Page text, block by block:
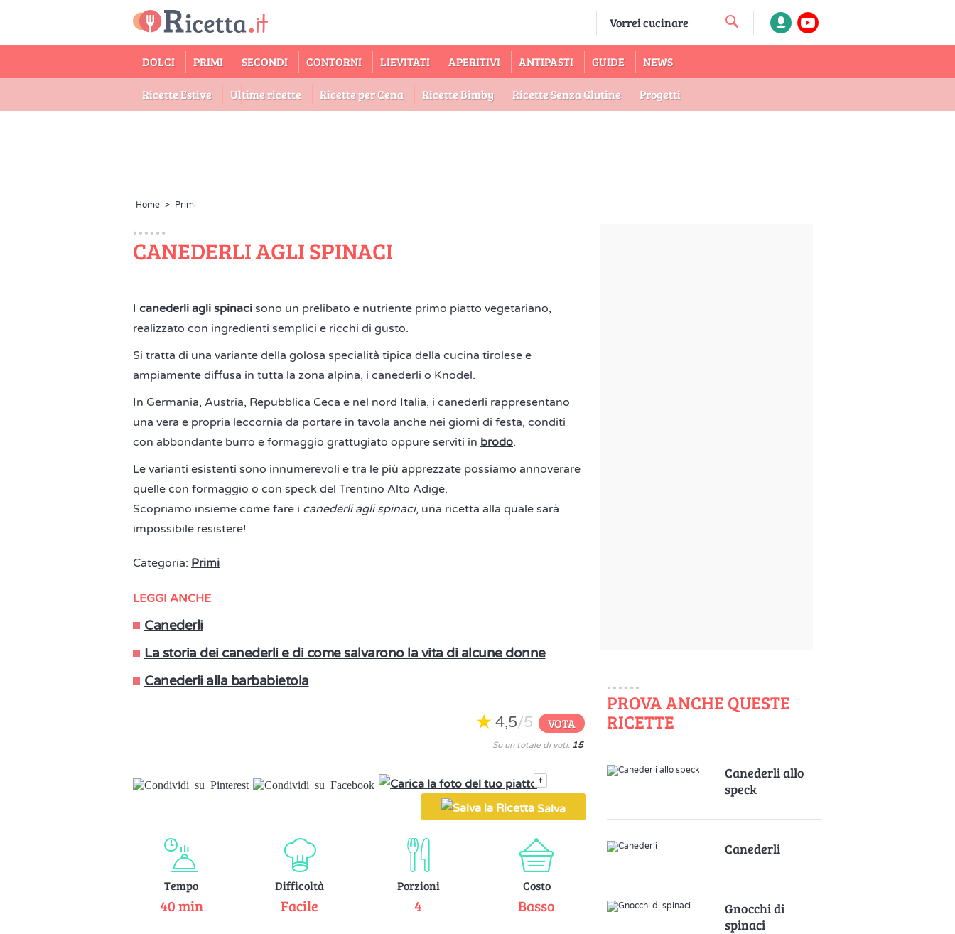
DOLCI PRIMI SECONDI CONTORNI LIEVITATI APERITIVI ANTIPASTI GUIDE NEWS
Ricette Estive Ultime ricette Ricette per Cena Ricette Bimby Ricette Senza Glutine Progetti
Home > Primi
CANEDERLI AGLI SPINACI
I canederli agli spinaci sono un prelibato e nutriente primo piatto vegetariano,
realizzato con ingredienti semplici e ricchi di gusto.
Si tratta di una variante della golosa specialità tipica della cucina tirolese e
ampiamente diffusa in tutta la zona alpina, i canederli o Knödel.
In Germania, Austria, Repubblica Ceca e nel nord Italia, i canederli rappresentano
una vera e propria leccornia da portare in tavola anche nei giorni di festa, conditi
con abbondante burro e formaggio grattugiato oppure serviti in brodo.
Le varianti esistenti sono innumerevoli e tra le più apprezzate possiamo annoverare
quelle con formaggio o con speck del Trentino Alto Adige.
Scopriamo insieme come fare i canederli agli spinaci, una ricetta alla quale sarà
impossibile resistere!
Categoria: Primi
LEGGI ANCHE
Canederli
La storia dei canederli e di come salvarono la vita di alcune donne
Canederli alla barbabietola
4,5/5 VOTA
Su un totale di voti: 15
+
Salva
Tempo
40 min
Difficoltà
Facile
Porzioni
4
Costo
Basso
PROVA ANCHE QUESTE
RICETTE
Canederli allo
speck
Canederli
Gnocchi di
spinaci